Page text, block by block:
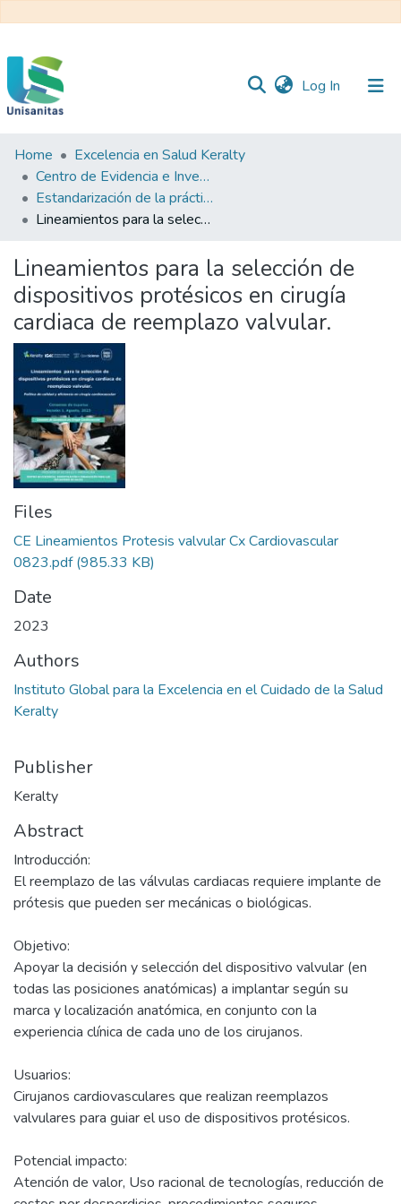
Log In (current)
Inicio
Web
Unisanitas
Web
Biblioteca
Home
Excelencia en Salud Keralty
Centro de Evidencia e Investigación para las Decisiones en Salud – CEIDS
Estandarización de la práctica clínica
Lineamientos para la selección de dispositivos protésicos en cirugía cardiaca de reemplazo valvular.
Lineamientos para la selección de
dispositivos protésicos en cirugía
cardiaca de reemplazo valvular.
Files
CE Lineamientos Protesis valvular Cx Cardiovascular
0823.pdf(985.33 KB)
Date
2023
Authors
Instituto Global para la Excelencia en el Cuidado de la Salud
Keralty
Publisher
Keralty
Abstract
Introducción:
El reemplazo de las válvulas cardiacas requiere implante de
prótesis que pueden ser mecánicas o biológicas.
Objetivo:
Apoyar la decisión y selección del dispositivo valvular (en
todas las posiciones anatómicas) a implantar según su
marca y localización anatómica, en conjunto con la
experiencia clínica de cada uno de los cirujanos.
Usuarios:
Cirujanos cardiovasculares que realizan reemplazos
valvulares para guiar el uso de dispositivos protésicos.
Potencial impacto:
Atención de valor, Uso racional de tecnologías, reducción de